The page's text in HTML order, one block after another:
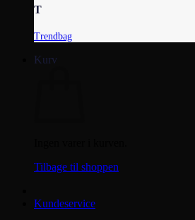
T
Trendbag
Kurv
Tilbage til shoppen
Kundeservice